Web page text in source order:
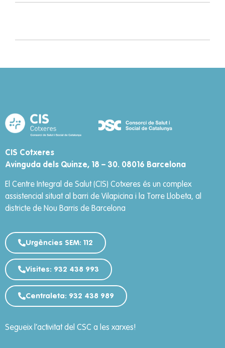
CIS Cotxeres
Avinguda dels Quinze, 18 – 30. 08016 Barcelona
El Centre Integral de Salut (CIS) Cotxeres és un complex
assistencial situat al barri de Vilapicina i la Torre Llobeta, al
districte de Nou Barris de Barcelona
Urgències SEM: 112
Visites: 932 438 993
Centraleta: 932 438 989
Segueix l’activitat del CSC a les xarxes!